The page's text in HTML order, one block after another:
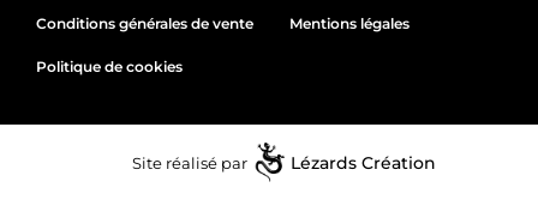
Conditions générales de vente Mentions légales
Politique de cookies
Site réalisé par Lézards Création